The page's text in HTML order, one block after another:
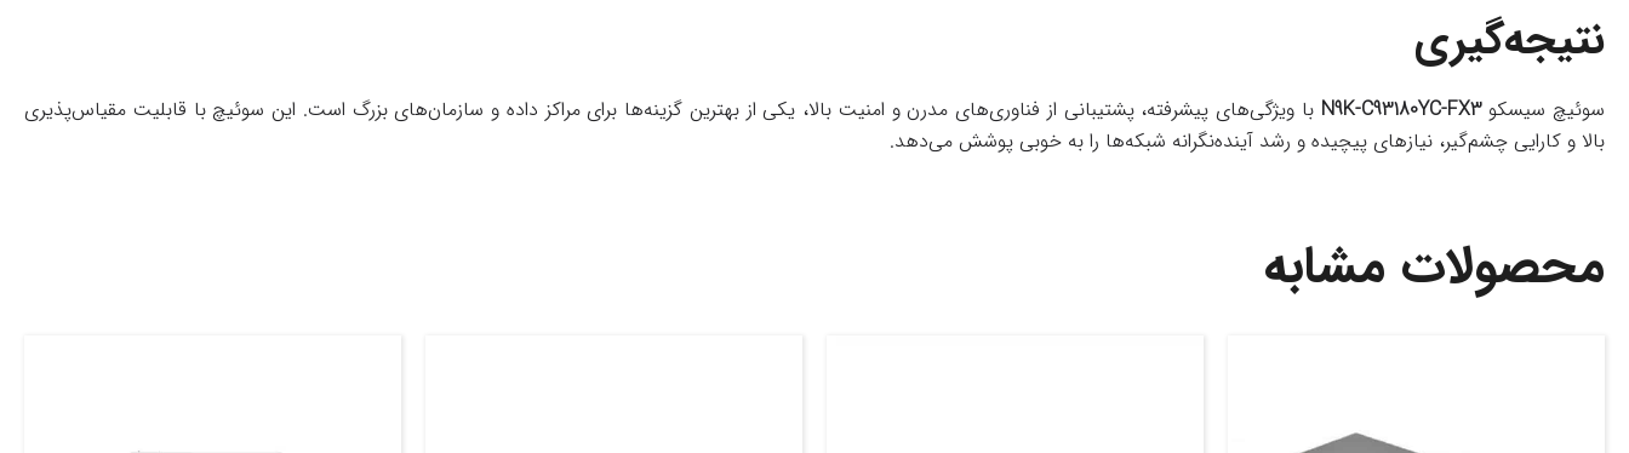
نتیجه‌گیری
سوئیچ سیسکوN9K-C93180YC-FX3 با ویژگی‌های پیشرفته، پشتیبانی از فناوری‌های مدرن و امنیت بالا، یکی از بهترین گزینه‌ها برای مراکز داده و سازمان‌های بزرگ است. این سوئیچ با قابلیت مقیاس‌پذیری
بالا و کارایی چشم‌گیر، نیازهای پیچیده و رشد آینده‌نگرانه شبکه‌ها را به خوبی پوشش می‌دهد.
محصولات مشابه